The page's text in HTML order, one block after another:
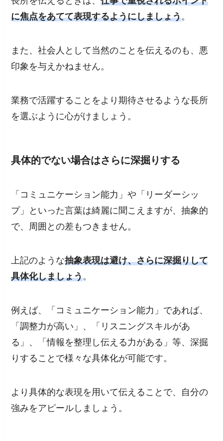
に焦点をあてて表現するようにしましょう。
また、社会人として当然のことを伝えるのも、悪
印象を与えかねません。
業務で活躍することをより期待させるような長所
を選ぶように心がけましょう。
具体的でない場合はさらに深掘りする
「コミュニケーション能力」や「リーダーシッ
プ」といった言葉は綺麗に聞こえますが、抽象的
で、周囲との差もつきません。
上記のような抽象表現は避け、さらに深掘りして
具体化しましょう。
例えば、「コミュニケーション能力」であれば、
「調整力が高い」、「リスニングスキルがあ
る」、「情報を整理し伝える力がある」等、深掘
りすることで様々な具体化が可能です。
より具体的な表現を用いて伝えることで、自分の
強みをアピールしましょう。